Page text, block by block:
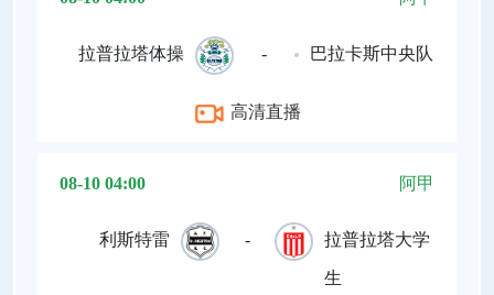
拉普拉塔体操 - 巴拉卡斯中央队
高清直播
08-10 04:00 阿甲
利斯特雷 - 拉普拉塔大学
生